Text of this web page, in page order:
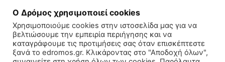
Ο Δρόμος χρησιμοποιεί cookies
Χρησιμοποιούμε cookies στην ιστοσελίδα μας για να
βελτιώσουμε την εμπειρία περιήγησης και να
καταγράφουμε τις προτιμήσεις σας όταν επισκέπτεστε
ξανά το edromos.gr. Κλικάροντας στο "Αποδοχή όλων",